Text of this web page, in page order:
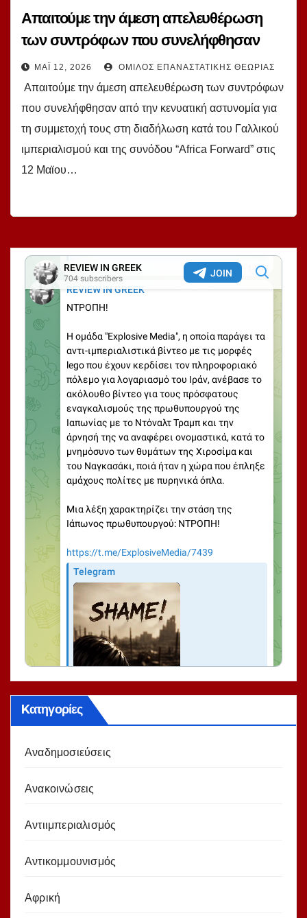
Απαιτούμε την άμεση απελευθέρωση
των συντρόφων που συνελήφθησαν
από την κενυατική αστυνομία για τη
συμμετοχή τους στη διαδήλωση κατά του
Γαλλικού ιμπεριαλισμού και της συνόδου
“Africa Forward” στις 12 Μαϊου στο
ΝαΪρόμπι!
ΜΆΙ 12, 2026 ΌΜΙΛΟΣ ΕΠΑΝΑΣΤΑΤΙΚΉΣ ΘΕΩΡΊΑΣ
Απαιτούμε την άμεση απελευθέρωση των συντρόφων
που συνελήφθησαν από την κενυατική αστυνομία για
τη συμμετοχή τους στη διαδήλωση κατά του Γαλλικού
ιμπεριαλισμού και της συνόδου “Africa Forward” στις
12 Μαϊου…
Kατηγορίες
Αναδημοσιεύσεις
Ανακοινώσεις
Αντιιμπεριαλισμός
Αντικομμουνισμός
Αφρική